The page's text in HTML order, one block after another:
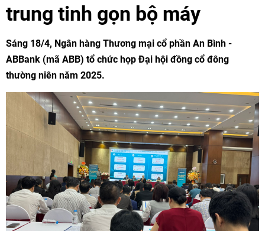
trung tinh gọn bộ máy
Sáng 18/4, Ngân hàng Thương mại cổ phần An Bình -
ABBank (mã ABB) tổ chức họp Đại hội đồng cổ đông
thường niên năm 2025.